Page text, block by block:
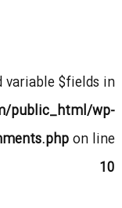
variable $fields in
public_html/wp-
on line
10